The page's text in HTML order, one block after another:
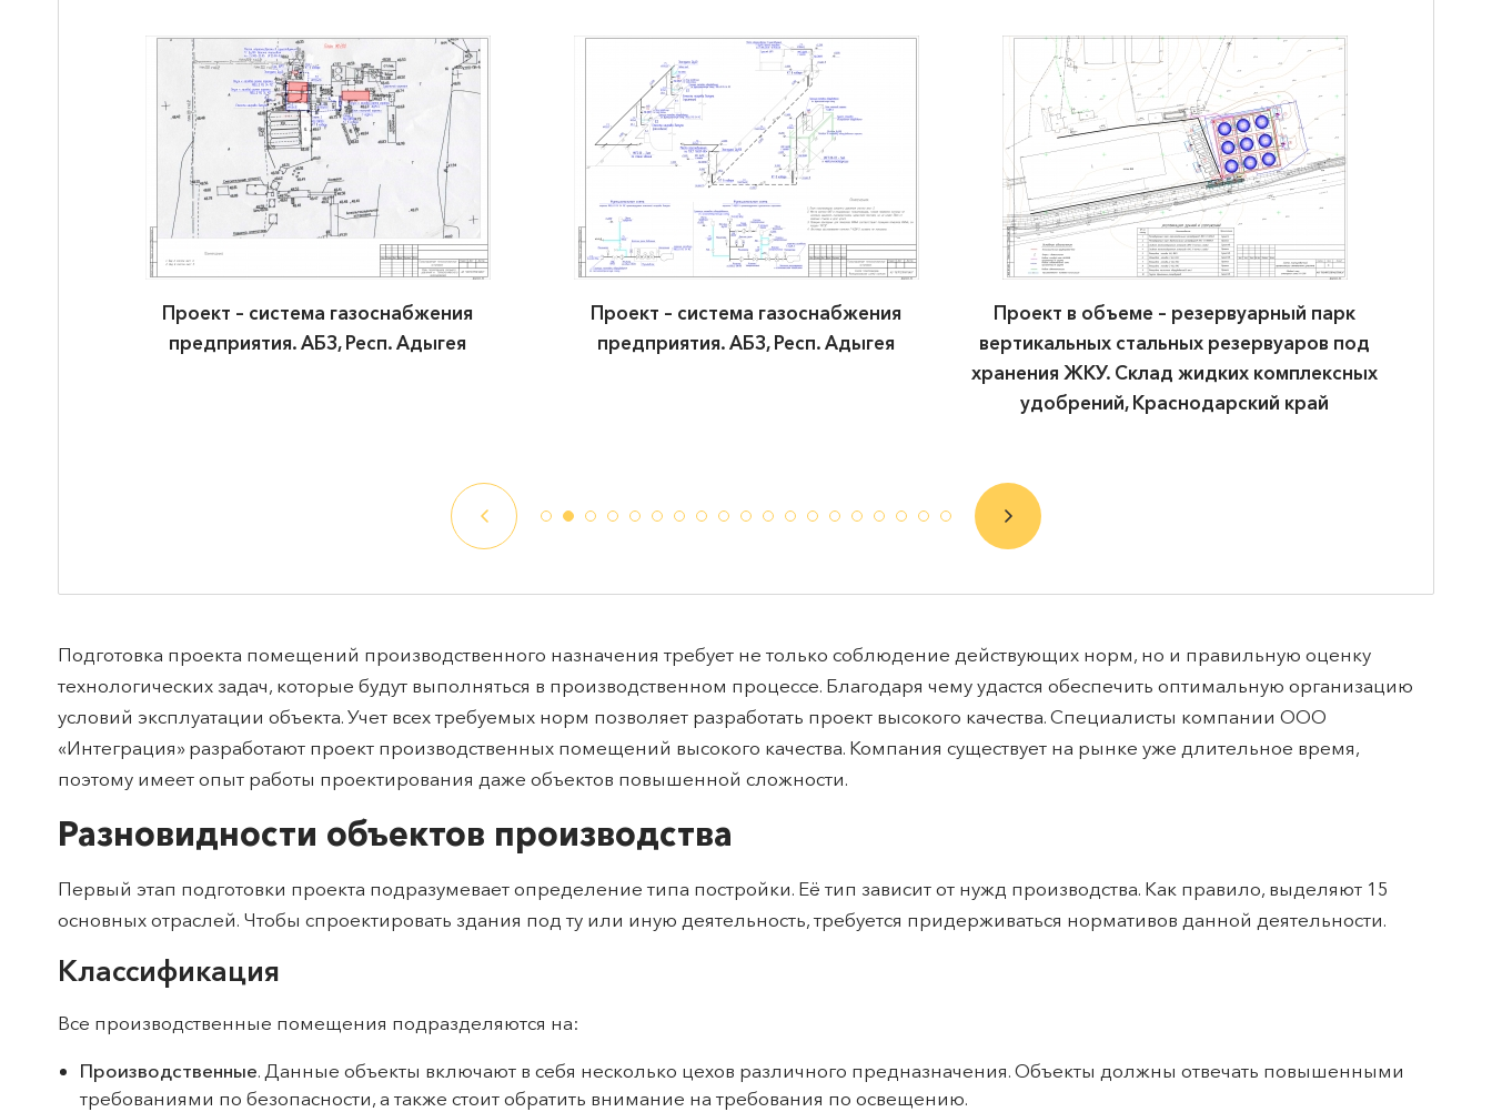
Подготовка проекта помещений производственного назначения требует не только соблюдение действующих норм, но и правильную оценку
технологических задач, которые будут выполняться в производственном процессе. Благодаря чему удастся обеспечить оптимальную организацию
условий эксплуатации объекта. Учет всех требуемых норм позволяет разработать проект высокого качества. Специалисты компании ООО
«Интеграция» разработают проект производственных помещений высокого качества. Компания существует на рынке уже длительное время,
поэтому имеет опыт работы проектирования даже объектов повышенной сложности.
Разновидности объектов производства
Первый этап подготовки проекта подразумевает определение типа постройки. Её тип зависит от нужд производства. Как правило, выделяют 15
основных отраслей. Чтобы спроектировать здания под ту или иную деятельность, требуется придерживаться нормативов данной деятельности.
Классификация
Все производственные помещения подразделяются на:
Производственные. Данные объекты включают в себя несколько цехов различного предназначения. Объекты должны отвечать повышенными
требованиями по безопасности, а также стоит обратить внимание на требования по освещению.
Проект – система газоснабжения
предприятия. АБЗ, Респ. Адыгея
Проект в объеме – резервуарный парк
вертикальных стальных резервуаров под
Проект в объеме – терминал хранения и
перевалке битума. Нефтебаза,
Краснодарский край